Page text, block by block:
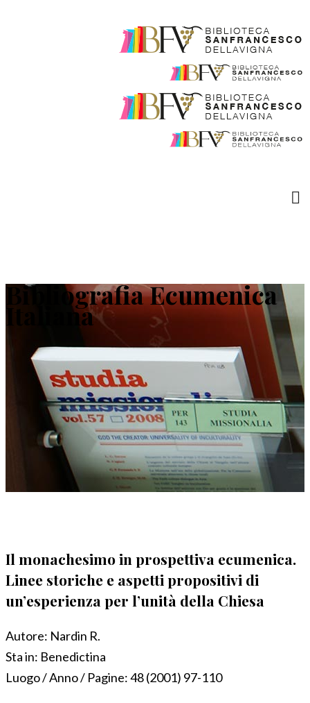
Bibliografia Ecumenica
Italiana
Il monachesimo in prospettiva ecumenica.
Linee storiche e aspetti propositivi di
un’esperienza per l’unità della Chiesa
Autore: Nardin R.
Sta in: Benedictina
Luogo / Anno / Pagine:48 (2001) 97-110